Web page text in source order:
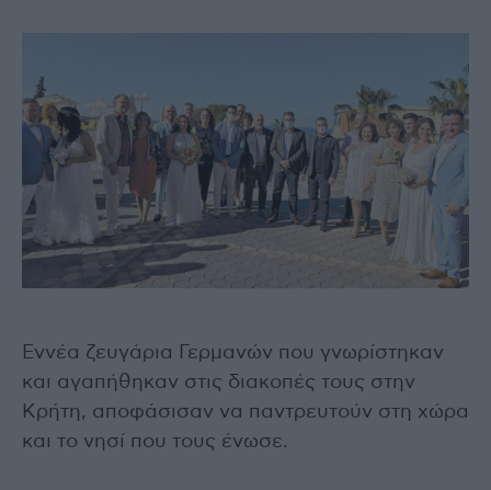
Εννέα ζευγάρια Γερμανών που γνωρίστηκαν
και αγαπήθηκαν στις διακοπές τους στην
Κρήτη, αποφάσισαν να παντρευτούν στη χώρα
και το νησί που τους ένωσε.